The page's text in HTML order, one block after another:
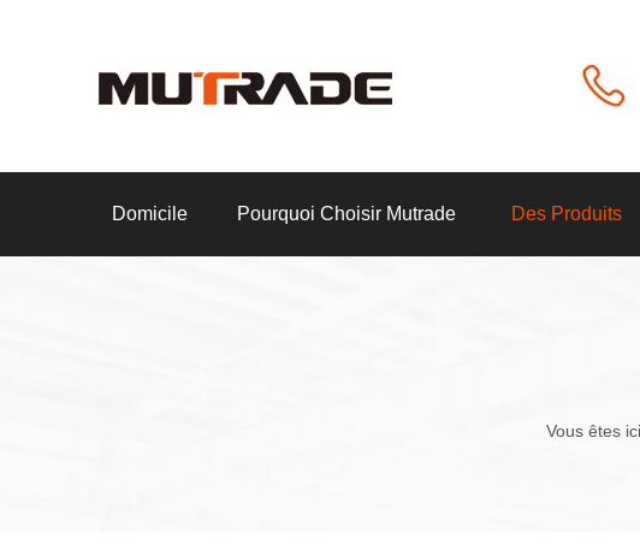
Domicile Pourquoi Choisir Mutrade Des Produits
Vous êtes